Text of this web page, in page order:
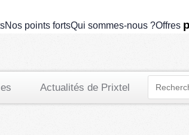
Nos points fortsQui sommes-nous ?Offres
Actualités de Prixtel